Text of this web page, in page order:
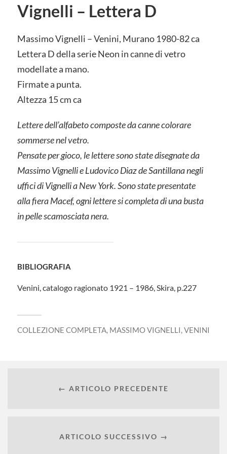
Vignelli – Lettera D
Massimo Vignelli – Venini, Murano 1980-82 ca
Lettera D della serie Neon in canne di vetro
modellate a mano.
Firmate a punta.
Altezza 15 cm ca
Lettere dell’alfabeto composte da canne colorare
sommerse nel vetro.
Pensate per gioco, le lettere sono state disegnate da
Massimo Vignelli e Ludovico Diaz de Santillana negli
uffici di Vignelli a New York. Sono state presentate
alla fiera Macef, ogni lettere si completa di una busta
in pelle scamosciata nera.
BIBLIOGRAFIA
Venini, catalogo ragionato 1921 – 1986, Skira, p.227
COLLEZIONE COMPLETA MASSIMO VIGNELLI VENINI
← ARTICOLO PRECEDENTE
ARTICOLO SUCCESSIVO →